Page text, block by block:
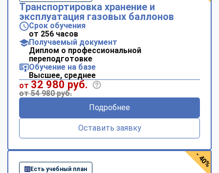
Транспортировка хранение и
эксплуатация газовых баллонов
Срок обучения
от 256 часов
Получаемый документ
Диплом о профессиональной
переподготовке
Обучение на базе
Высшее, среднее
от 32 980 руб.
от 54 980 руб.
Подробнее
Оставить заявку
Есть учебный план
- 40%